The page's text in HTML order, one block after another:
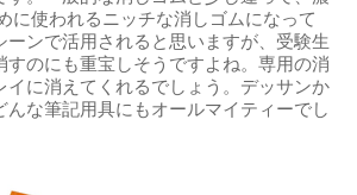
に使われるニッチな消しゴムになって
ーンで活用されると思いますが、受験生
すのにも重宝しそうですよね。専用の消
イに消えてくれるでしょう。デッサンか
んな筆記用具にもオールマイティーでし